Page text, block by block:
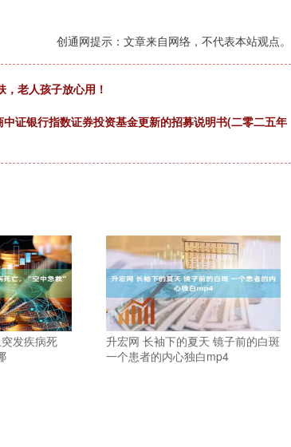
创通网提示：文章来自网络，不代表本站观点。
老人孩子放心用！
证银行指数证券投资基金更新的招募说明书(二零二五年
发疾病死
升宏网 长袖下的夏天 镜子前的白斑
一个患者的内心独白mp4